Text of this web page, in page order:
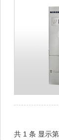
共 1 条 显示